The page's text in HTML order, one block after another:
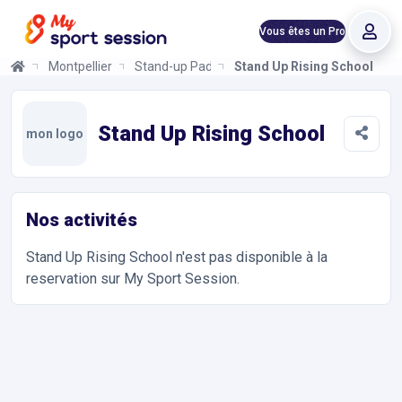
Vous êtes un Pro
Montpellier Stand-up Paddle Stand Up Rising School
mon logo Stand Up Rising School
Nos activités
Stand Up Rising School n'est pas disponible à la
reservation sur My Sport Session.